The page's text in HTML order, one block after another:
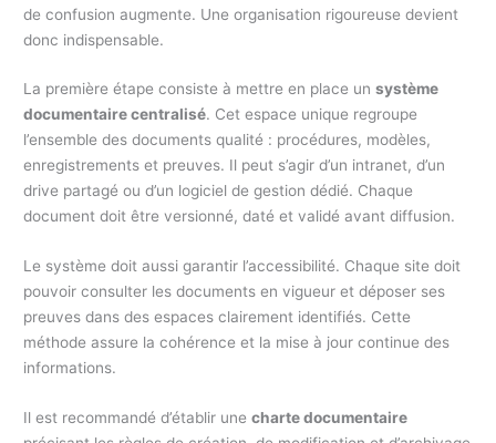
de confusion augmente. Une organisation rigoureuse devient
donc indispensable.
La première étape consiste à mettre en place unsystème
documentaire centralisé. Cet espace unique regroupe
l’ensemble des documents qualité : procédures, modèles,
enregistrements et preuves. Il peut s’agir d’un intranet, d’un
drive partagé ou d’un logiciel de gestion dédié. Chaque
document doit être versionné, daté et validé avant diffusion.
Le système doit aussi garantir l’accessibilité. Chaque site doit
pouvoir consulter les documents en vigueur et déposer ses
preuves dans des espaces clairement identifiés. Cette
méthode assure la cohérence et la mise à jour continue des
informations.
Il est recommandé d’établir unecharte documentaire